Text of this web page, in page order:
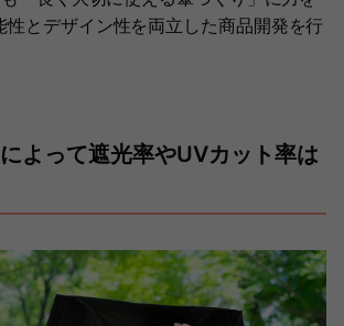
性とデザイン性を両立した商品開発を行
よって遮光率やUVカット率は